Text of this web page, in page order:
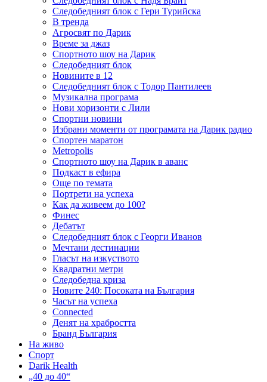
Следобедният блок с Гери Турийска
В тренда
Агросвят по Дарик
Време за джаз
Спортното шоу на Дарик
Следобедният блок
Новините в 12
Следобедният блок с Тодор Пантилеев
Музикална програма
Нови хоризонти с Лили
Спортни новини
Избрани моменти от програмата на Дарик радио
Спортен маратон
Metropolis
Спортното шоу на Дарик в аванс
Подкаст в ефира
Още по темата
Портрети на успеха
Как да живеем до 100?
Финес
Дебатът
Следобедният блок с Георги Иванов
Мечтани дестинации
Гласът на изкуството
Квадратни метри
Следобедна криза
Новите 240: Посоката на България
Часът на успеха
Connected
Денят на храбростта
Бранд България
На живо
Спорт
Darik Health
„40 до 40“